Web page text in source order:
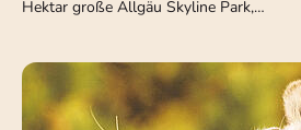
Hektar große Allgäu Skyline Park,…